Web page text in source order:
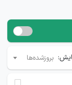
بروزشده‌ها